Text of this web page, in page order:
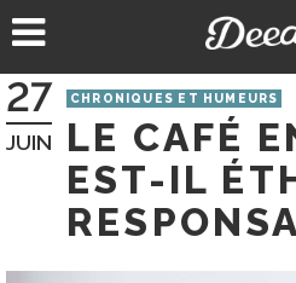
au
27
JUIN
CHRONIQUES ET HUMEURS
LE CAFÉ
EST-IL